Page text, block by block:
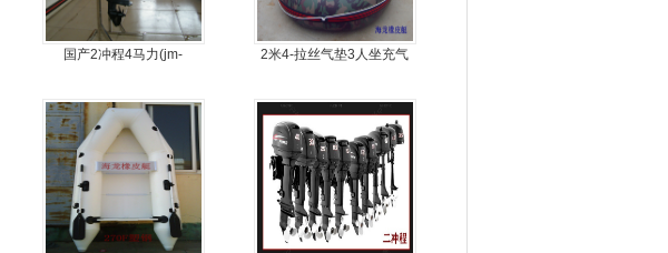
国产2冲程4马力(jm-
2米4-拉丝气垫3人坐充气